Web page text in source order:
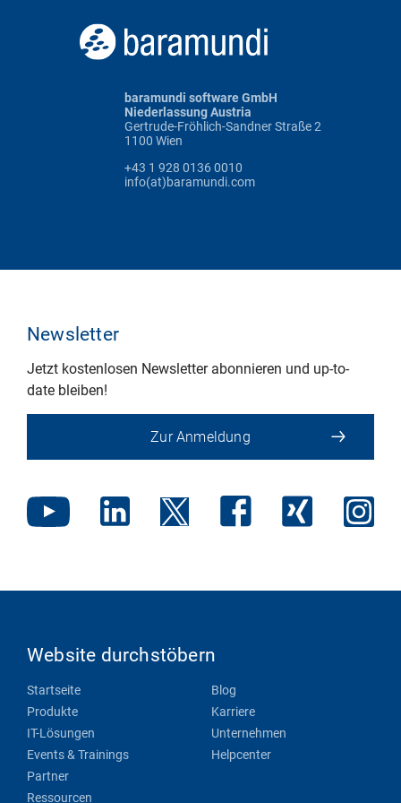
baramundi software GmbH
Niederlassung Austria
Gertrude-Fröhlich-Sandner Straße 2
1100 Wien
+43 1 928 0136 0010
info(at)baramundi.com
Newsletter
Jetzt kostenlosen Newsletter abonnieren und up-to-
date bleiben!
Zur Anmeldung
Website durchstöbern
Startseite
Produkte
IT-Lösungen
Events & Trainings
Partner
Ressourcen
Blog
Karriere
Unternehmen
Helpcenter